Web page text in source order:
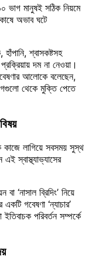
ভাগ মানুষই সঠিক নিয়মে
অভাব ঘটে
শ্বাসকষ্টসহ
দম না নেওয়া।
আলোকে বলেছেন,
থেকে মুক্তি পেতে
কাজে লাগিয়ে সবসময় সুস্থ
স্বাস্থ্যাভ্যাসের
‘নাসাল ব্রিদিং’ নিয়ে
গবেষণা ‘ন্যাচার’
ইতিবাচক পরিবর্তন সম্পর্কে